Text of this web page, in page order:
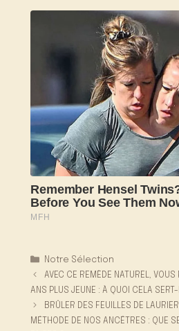
Catégories
Notre Sélection
AVEC CE REMÈDE NATUREL, VOUS
ANS PLUS JEUNE : À QUOI CELA
BRÛLER DES FEUILLES DE
MÉTHODE DE NOS ANCÊTRES : QUE